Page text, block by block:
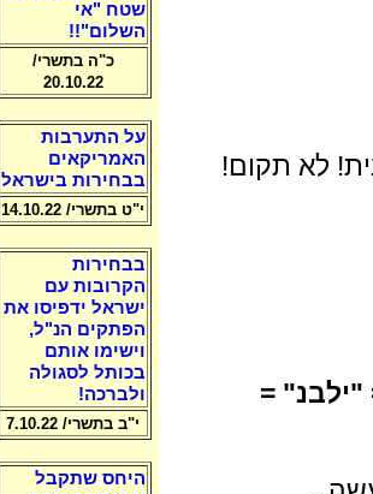
לא תקום!
"ילבנ" =
שטח "אי
השלום"!!
כ"ה בתשרי/
20.10.22
על התערבות
האמריקאים
בבחירות בישראל
י"ט בתשרי/ 14.10.22
בבחירות
הקרובות עם
ישראל ידפיסו את
הפתקים הנ"ל,
וישימו אותם
בכותל לסגולה
ולברכה!
י"ב בתשרי/ 7.10.22
היחס שתקבל